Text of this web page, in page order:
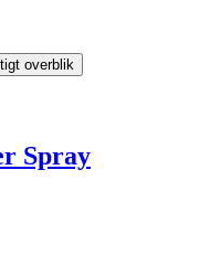
overblik
Spray